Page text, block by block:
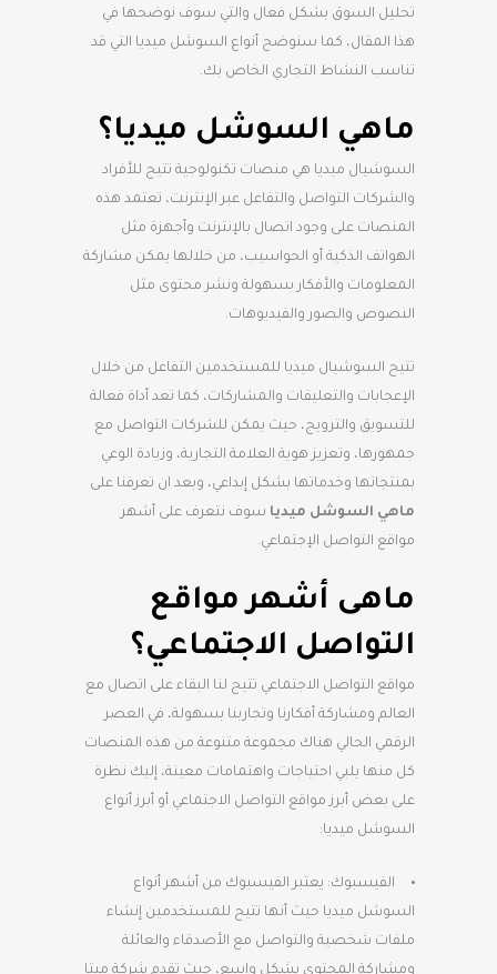
تحليل السوق بشكل فعال والتي سوف نوضحها في
هذا المقال، كما سنوضح أنواع السوشل ميديا التي قد
تناسب النشاط التجاري الخاص بك.
ماهي السوشل ميديا؟
السوشيال ميديا هي منصات تكنولوجية تتيح للأفراد
والشركات التواصل والتفاعل عبر الإنترنت، تعتمد هذه
المنصات على وجود اتصال بالإنترنت وأجهزة مثل
الهواتف الذكية أو الحواسيب، من خلالها يمكن مشاركة
المعلومات والأفكار بسهولة ونشر محتوى مثل
النصوص والصور والفيديوهات.
تتيح السوشيال ميديا للمستخدمين التفاعل من خلال
الإعجابات والتعليقات والمشاركات، كما تعد أداة فعالة
للتسويق والترويج، حيث يمكن للشركات التواصل مع
جمهورها، وتعزيز هوية العلامة التجارية، وزيادة الوعي
بمنتجاتها وخدماتها بشكل إبداعي، وبعد ان تعرفنا على
ماهي السوشل ميديا سوف نتعرف على أشهر
مواقع التواصل الإجتماعي.
ماهى أشهر مواقع
التواصل الاجتماعي؟
مواقع التواصل الاجتماعي تتيح لنا البقاء على اتصال مع
العالم ومشاركة أفكارنا وتجاربنا بسهولة، في العصر
الرقمي الحالي هناك مجموعة متنوعة من هذه المنصات
كل منها يلبي احتياجات واهتمامات معينة، إليك نظرة
على بعض أبرز مواقع التواصل الاجتماعي أو أبرز أنواع
السوشل ميديا:
الفيسبوك: يعتبر الفيسبوك من أشهر أنواع
السوشل ميديا حيث أنها تتيح للمستخدمين إنشاء
ملفات شخصية والتواصل مع الأصدقاء والعائلة
ومشاركة المحتوى بشكل واسع، حيث تقدم شركة ميتا